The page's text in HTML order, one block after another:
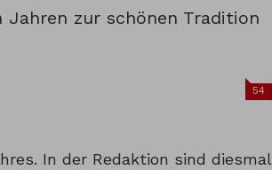
zur schönen Tradition
54
In der Redaktion sind diesmal